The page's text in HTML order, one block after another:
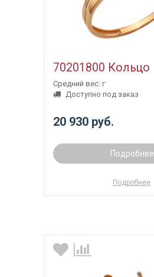
70201800 Кольцо
Средний вес: г
Доступно под заказ
20 930 руб.
Подробнее
Подробнее